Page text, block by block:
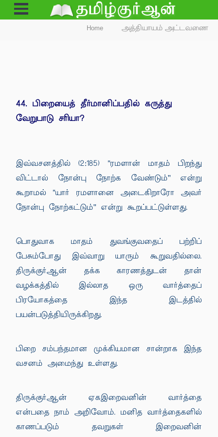
Open
Menu
Home அத்தியாயம் அட்டவணை
44. பிறையைத் தீர்மானிப்பதில் கருத்து
வேறுபாடு சரியா?
இவ்வசனத்தில் (2:185) "ரமளான் மாதம் பிறந்து
விட்டால் நோன்பு நோற்க வேண்டும்'' என்று
கூறாமல் "யார் ரமளானை அடைகிறாரோ அவர்
நோன்பு நோற்கட்டும்'' என்று கூறப்பட்டுள்ளது.
பொதுவாக மாதம் துவங்குவதைப் பற்றிப்
பேசும்போது இவ்வாறு யாரும் கூறுவதில்லை.
திருக்குர்ஆன் தக்க காரணத்துடன் தான்
வழக்கத்தில் இல்லாத ஒரு வார்த்தைப்
பிரயோகத்தை இந்த இடத்தில்
பயன்படுத்தியிருக்கிறது.
பிறை சம்பந்தமான முக்கியமான சான்றாக இந்த
வசனம் அமைந்து உள்ளது.
திருக்குர்ஆன் ஏகஇறைவனின் வார்த்தை
என்பதை நாம் அறிவோம். மனித வார்த்தைகளில்
காணப்படும் தவறுகள் இறைவனின்